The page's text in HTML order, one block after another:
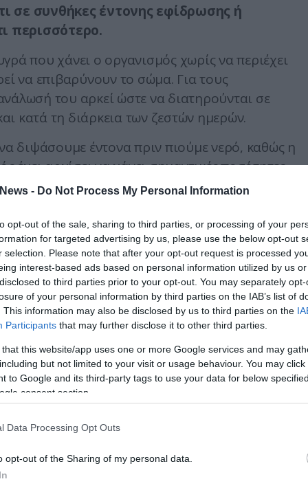
- Do Not Process My Personal Information
opt-out of the sale, sharing to third parties, or processing of your
for targeted advertising by us, please use the below opt-out
selection. Please note that after your opt-out request is processed
interest-based ads based on personal information utilized by us
to third parties prior to your opt-out. You may separately
of your personal information by third parties on the IAB’s list of
This information may also be disclosed by us to third parties on the
Participants that may further disclose it to other third parties.
that this website/app uses one or more Google services and may
but not limited to your visit or usage behaviour. You may
to Google and its third-party tags to use your data for below
consent section.
Data Processing Opt Outs
opt-out of the Sharing of my personal data.
σε συνθήκες έντονης εφίδρωσης ή
περισσότερο.
που χάνει ο οργανισμός χωρίς να περιέχει
να επιβαρύνουν το σώμα. Για τους
του αρκεί ώστε να διατηρούνται σε
κατά τη διάρκεια των ζεστών ημερών.
διψάσουμε έντονα πριν πιούμε νερό, καθώς η
έχει αρχίσει να χάνει σημαντικές ποσότητες
μικρά παιδιά, εγκύους, εργαζόμενους σε
φαρμακευτική αγωγή η οποία αυξάνει την
σωματικής δραστηριότητας ή απώλειας
μπορούν να αποδειχθούν πιο
βοηθούν τον οργανισμό να συγκρατεί τα υγρά
και του νευρικού συστήματος.
όταν:
ώρα.
χώρους για μεγάλο χρονικό διάστημα.
ή εξάντληση.